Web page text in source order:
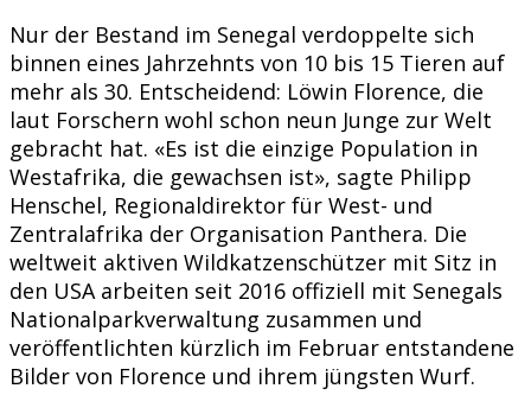
Nur der Bestand im Senegal verdoppelte sich
binnen eines Jahrzehnts von 10 bis 15 Tieren auf
mehr als 30. Entscheidend: Löwin Florence, die
laut Forschern wohl schon neun Junge zur Welt
gebracht hat. «Es ist die einzige Population in
Westafrika, die gewachsen ist», sagte Philipp
Henschel, Regionaldirektor für West- und
Zentralafrika der Organisation Panthera. Die
weltweit aktiven Wildkatzenschützer mit Sitz in
den USA arbeiten seit 2016 offiziell mit Senegals
Nationalparkverwaltung zusammen und
veröffentlichten kürzlich im Februar entstandene
Bilder von Florence und ihrem jüngsten Wurf.